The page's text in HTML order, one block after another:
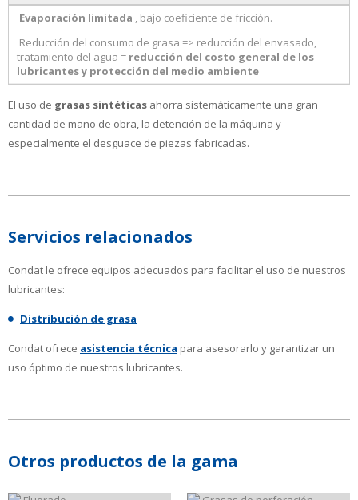
Evaporación limitada , bajo coeficiente de fricción.
Reducción del consumo de grasa => reducción del envasado,
tratamiento del agua = reducción del costo general de los
lubricantes y protección del medio ambiente
El uso de grasas sintéticas ahorra sistemáticamente una gran
cantidad de mano de obra, la detención de la máquina y
especialmente el desguace de piezas fabricadas.
Servicios relacionados
Condat le ofrece equipos adecuados para facilitar el uso de nuestros
lubricantes:
Distribución de grasa
Condat ofrece asistencia técnica para asesorarlo y garantizar un
uso óptimo de nuestros lubricantes.
Otros productos de la gama